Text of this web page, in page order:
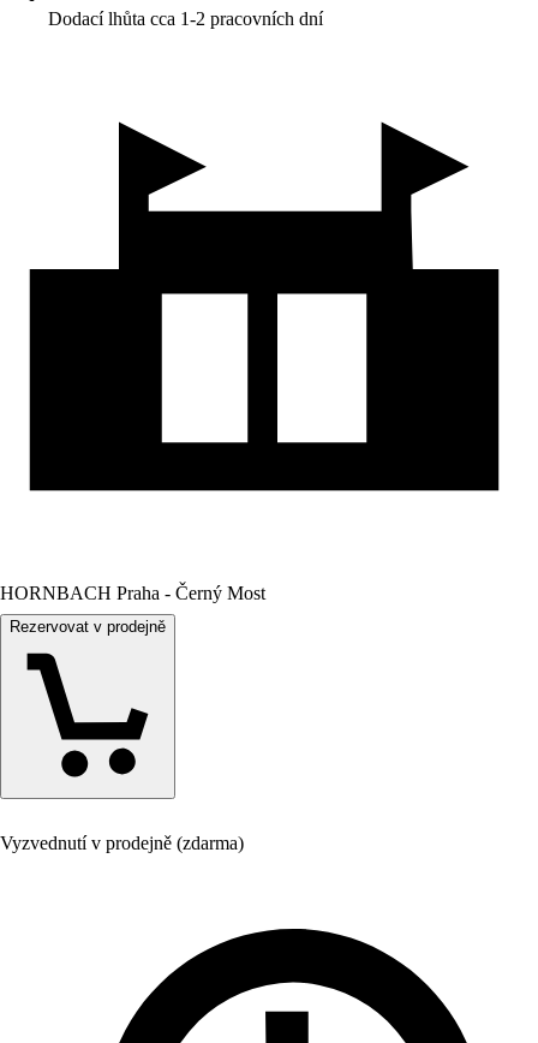
Dodací lhůta cca 1-2 pracovních dní
HORNBACH Praha - Černý Most
Rezervovat v prodejně
Vyzvednutí v prodejně (zdarma)